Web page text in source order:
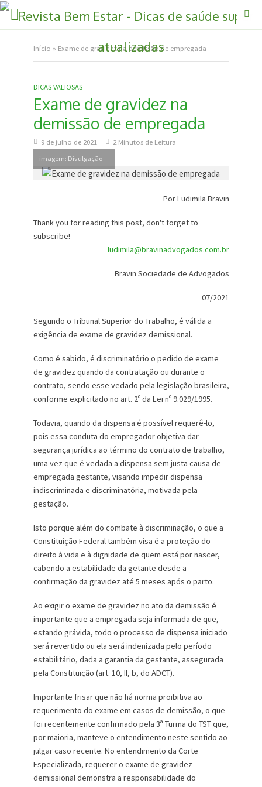
Início » Exame de gravidez na demissão de empregada
DICAS VALIOSAS
Exame de gravidez na
demissão de empregada
9 de julho de 2021
2 Minutos de Leitura
imagem: Divulgação
Por Ludimila Bravin
Thank you for reading this post, don't forget to
subscribe!
ludimila@bravinadvogados.com.br
Bravin Sociedade de Advogados
07/2021
Segundo o Tribunal Superior do Trabalho, é válida a
exigência de exame de gravidez demissional.
Como é sabido, é discriminatório o pedido de exame
de gravidez quando da contratação ou durante o
contrato, sendo esse vedado pela legislação brasileira,
conforme explicitado no art. 2º da Lei nº 9.029/1995.
Todavia, quando da dispensa é possível requerê-lo,
pois essa conduta do empregador objetiva dar
segurança jurídica ao término do contrato de trabalho,
uma vez que é vedada a dispensa sem justa causa de
empregada gestante, visando impedir dispensa
indiscriminada e discriminatória, motivada pela
gestação.
Isto porque além do combate à discriminação, o que a
Constituição Federal também visa é a proteção do
direito à vida e à dignidade de quem está por nascer,
cabendo a estabilidade da getante desde a
confirmação da gravidez até 5 meses após o parto.
Ao exigir o exame de gravidez no ato da demissão é
importante que a empregada seja informada de que,
estando grávida, todo o processo de dispensa iniciado
será revertido ou ela será indenizada pelo período
estabilitário, dada a garantia da gestante, assegurada
pela Constituição (art. 10, II, b, do ADCT).
Importante frisar que não há norma proibitiva ao
requerimento do exame em casos de demissão, o que
foi recentemente confirmado pela 3ª Turma do TST que,
por maioria, manteve o entendimento neste sentido ao
julgar caso recente. No entendimento da Corte
Especializada, requerer o exame de gravidez
demissional demonstra a responsabilidade do